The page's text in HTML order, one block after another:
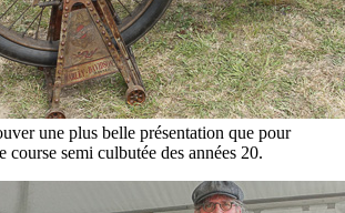
une plus belle présentation que pour
course semi culbutée des années 20.